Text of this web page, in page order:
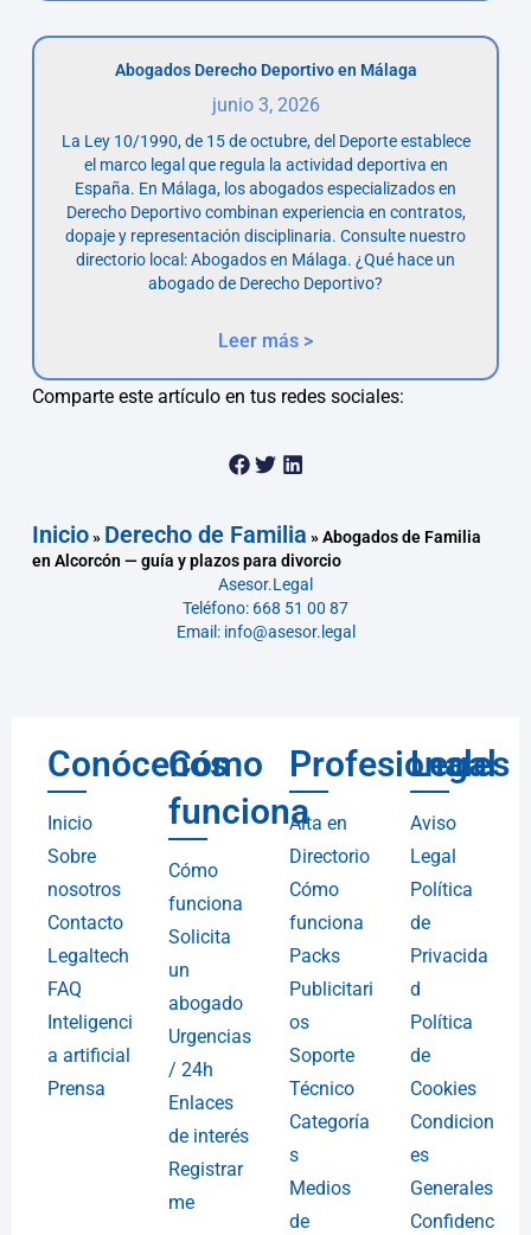
Abogados Derecho Deportivo en Málaga
junio 3, 2026
La Ley 10/1990, de 15 de octubre, del Deporte establece
el marco legal que regula la actividad deportiva en
España. En Málaga, los abogados especializados en
Derecho Deportivo combinan experiencia en contratos,
dopaje y representación disciplinaria. Consulte nuestro
directorio local: Abogados en Málaga. ¿Qué hace un
abogado de Derecho Deportivo?
Leer más >
Comparte este artículo en tus redes sociales:
Inicio» Derecho de Familia »Abogados de Familia
en Alcorcón — guía y plazos para divorcio
Asesor.Legal
Teléfono: 668 51 00 87
Email: info@asesor.legal
Conócenos
Inicio
Sobre
nosotros
Contacto
Legaltech
FAQ
Inteligenci
a artificial
Prensa
Cómo
funciona
Cómo
funciona
Solicita
un
abogado
Urgencias
/ 24h
Enlaces
de interés
Registrar
me
Profesionales
Alta en
Directorio
Cómo
funciona
Packs
Publicitari
os
Soporte
Técnico
Categoría
s
Medios
de
Legal
Aviso
Legal
Política
de
Privacida
d
Política
de
Cookies
Condicion
es
Generales
Confidenc